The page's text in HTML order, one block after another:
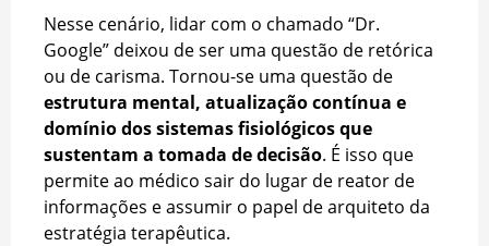
Nesse cenário, lidar com o chamado “Dr.
Google” deixou de ser uma questão de retórica
ou de carisma. Tornou-se uma questão de
estrutura mental, atualização contínua e
domínio dos sistemas fisiológicos que
sustentam a tomada de decisão. É isso que
permite ao médico sair do lugar de reator de
informações e assumir o papel de arquiteto da
estratégia terapêutica.